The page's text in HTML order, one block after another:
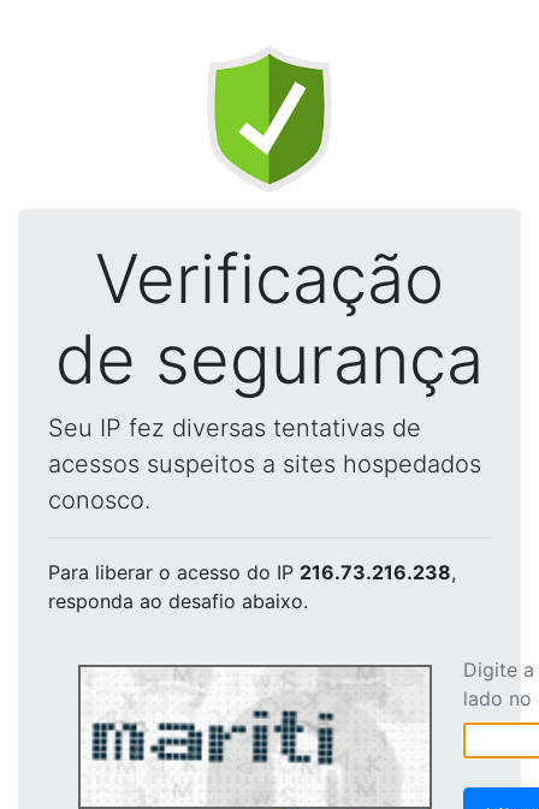
Verificação
de segurança
Seu IP fez diversas tentativas de
acessos suspeitos a sites hospedados
conosco.
Para liberar o acesso do IP 216.73.216.238,
responda ao desafio abaixo.
Digite
lado no